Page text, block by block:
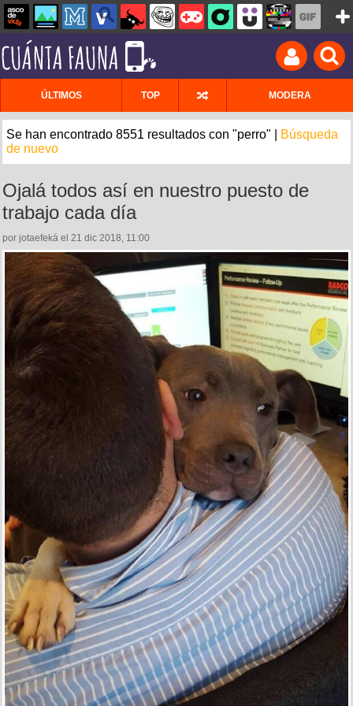
ÚLTIMOS TOP MODERA
Se han encontrado 8551 resultados con "perro" |
Búsqueda
de nuevo
Ojalá todos así en nuestro puesto de
trabajo cada día
por jotaefeká el 21 dic 2018, 11:00